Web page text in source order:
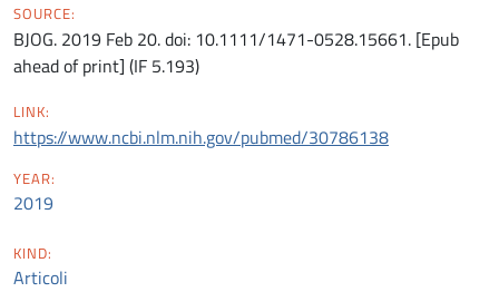
SOURCE:
BJOG. 2019 Feb 20. doi: 10.1111/1471-0528.15661. [Epub
ahead of print] (IF 5.193)
LINK:
https://www.ncbi.nlm.nih.gov/pubmed/30786138
YEAR:
2019
KIND:
Articoli